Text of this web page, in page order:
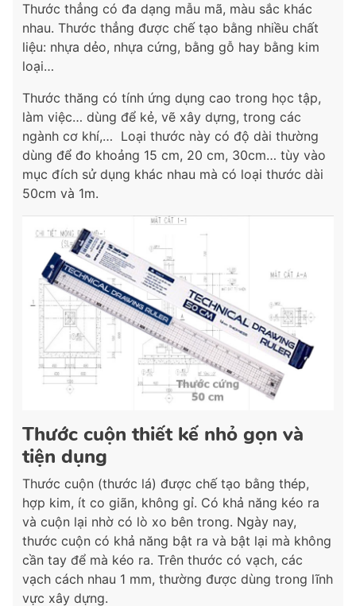
Thước thẳng có đa dạng mẫu mã, màu sắc khác
nhau. Thước thẳng được chế tạo bằng nhiều chất
liệu: nhựa dẻo, nhựa cứng, bằng gỗ hay bằng kim
loại…
Thước thăng có tính ứng dụng cao trong học tập,
làm việc… dùng để kẻ, vẽ xây dựng, trong các
ngành cơ khí,… Loại thước này có độ dài thường
dùng để đo khoảng 15 cm, 20 cm, 30cm… tùy vào
mục đích sử dụng khác nhau mà có loại thước dài
50cm và 1m.
Thước cuộn thiết kế nhỏ gọn và
tiện dụng
Thước cuộn (thước lá) được chế tạo bằng thép,
hợp kim, ít co giãn, không gỉ. Có khả năng kéo ra
và cuộn lại nhờ có lò xo bên trong. Ngày nay,
thước cuộn có khả năng bật ra và bật lại mà không
cần tay để mà kéo ra. Trên thước có vạch, các
vạch cách nhau 1 mm, thường được dùng trong lĩnh
vực xây dựng.